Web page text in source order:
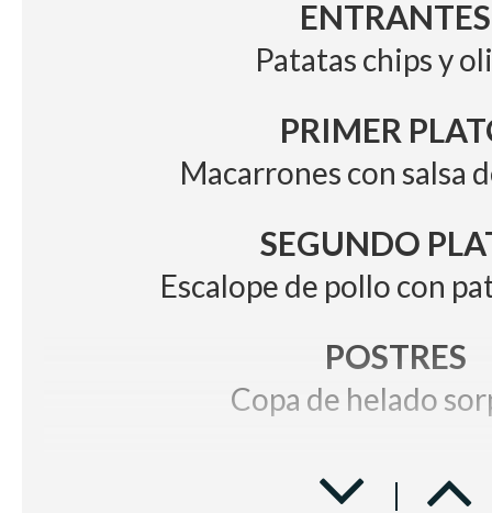
ENTRANTES
Patatas chips y
PRIMER
Macarrones con salsa
SEGUNDO
Escalope de pollo con
POSTRES
Copa de helado